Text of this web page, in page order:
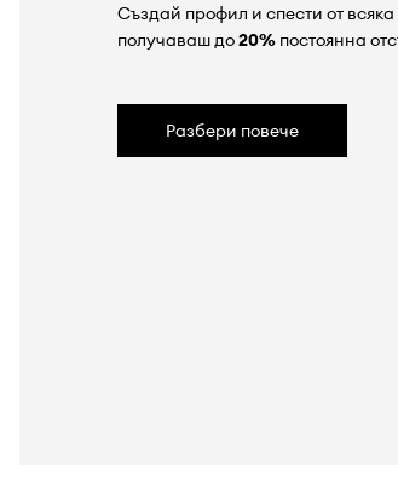
Създай профил и спести от
получаваш до20%постоянна
Разбери повече